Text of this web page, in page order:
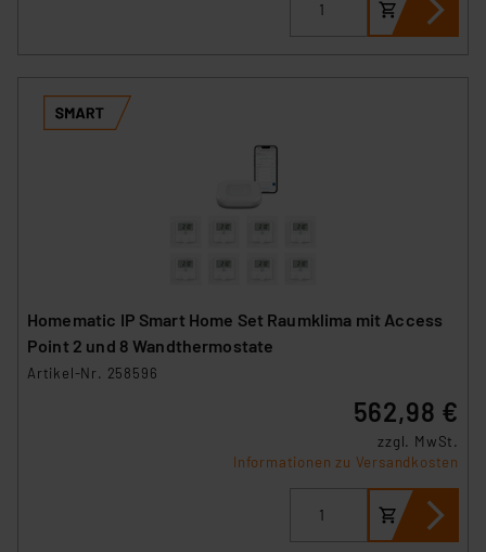
Homematic IP Smart Home Set Raumklima mit Access
Point 2 und 8 Wandthermostate
Artikel-Nr. 258596
562,98 €
zzgl. MwSt.
Informationen zu Versandkosten